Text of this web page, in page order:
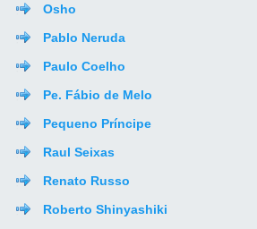
Osho
Pablo Neruda
Paulo Coelho
Pe. Fábio de Melo
Pequeno Príncipe
Raul Seixas
Renato Russo
Roberto Shinyashiki